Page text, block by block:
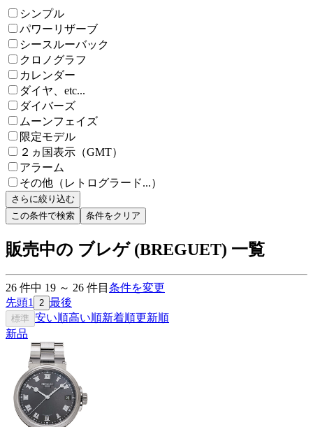
シンプル
パワーリザーブ
シースルーバック
クロノグラフ
カレンダー
ダイヤ、etc...
ダイバーズ
ムーンフェイズ
限定モデル
２ヵ国表示（GMT）
アラーム
その他（レトログラード...）
さらに絞り込む
この条件で検索
条件をクリア
販売中の ブレゲ (BREGUET) 一覧
26 件中 19 ～ 26 件目 条件を変更
先頭1 2 最後
標準 安い順高い順新着順更新順
新品